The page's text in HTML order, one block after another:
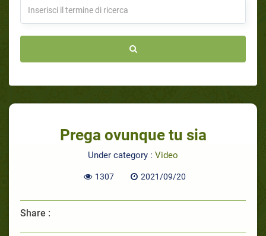
Prega ovunque tu sia
Under category : Video
1307 2021/09/20
Share :